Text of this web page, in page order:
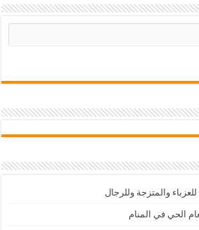
والمتزجة وللرجال
الحي في المنام